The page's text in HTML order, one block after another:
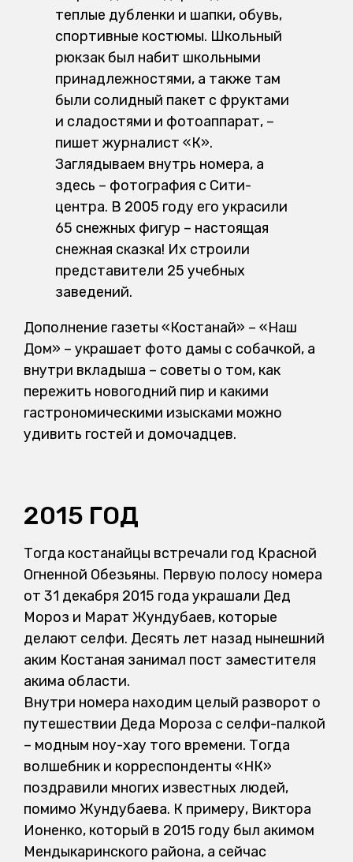
теплые дубленки и шапки, обувь,
спортивные костюмы. Школьный
рюкзак был набит школьными
принадлежностями, а также там
были солидный пакет с фруктами
и сладостями и фотоаппарат, –
пишет журналист «К».
Заглядываем внутрь номера, а
здесь – фотография с Сити-
центра. В 2005 году его украсили
65 снежных фигур – настоящая
снежная сказка! Их строили
представители 25 учебных
заведений.
Дополнение газеты «Костанай» – «Наш
Дом» – украшает фото дамы с собачкой, а
внутри вкладыша – советы о том, как
пережить новогодний пир и какими
гастрономическими изысками можно
удивить гостей и домочадцев.
2015 ГОД
Тогда костанайцы встречали год Красной
Огненной Обезьяны. Первую полосу номера
от 31 декабря 2015 года украшали Дед
Мороз и Марат Жундубаев, которые
делают селфи. Десять лет назад нынешний
аким Костаная занимал пост заместителя
акима области.
Внутри номера находим целый разворот о
путешествии Деда Мороза с селфи-палкой
– модным ноу-хау того времени. Тогда
волшебник и корреспонденты «НК»
поздравили многих известных людей,
помимо Жундубаева. К примеру, Виктора
Ионенко, который в 2015 году был акимом
Мендыкаринского района, а сейчас